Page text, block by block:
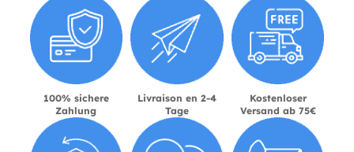
100% sichere
Zahlung
Livraison en 2-4
Tage
Kostenloser
Versand ab 75€